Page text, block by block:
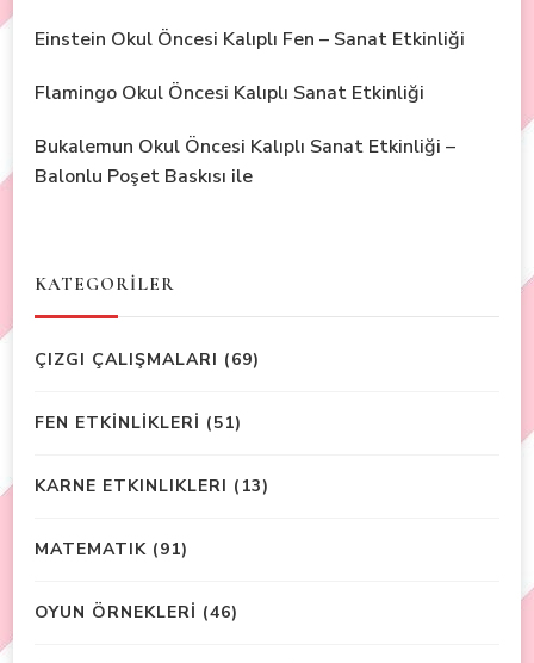
Einstein Okul Öncesi Kalıplı Fen – Sanat Etkinliği
Flamingo Okul Öncesi Kalıplı Sanat Etkinliği
Bukalemun Okul Öncesi Kalıplı Sanat Etkinliği –
Balonlu Poşet Baskısı ile
KATEGORİLER
ÇIZGI ÇALIŞMALARI (69)
FEN ETKİNLİKLERİ (51)
KARNE ETKINLIKLERI (13)
MATEMATIK (91)
OYUN ÖRNEKLERİ (46)